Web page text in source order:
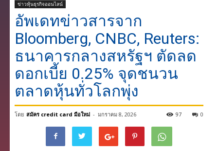
ข่าวหุ้นธุรกิจออนไลน์
อัพเดทข่าวสารจาก
Bloomberg, CNBC, Reuters:
ธนาคารกลางสหรัฐฯ ตัดลด
ดอกเบี้ย 0.25% จุดชนวน
ตลาดหุ้นทั่วโลกพุ่ง
โดย สมัคร credit card มือใหม่ - มกราคม 8, 2026 0
97